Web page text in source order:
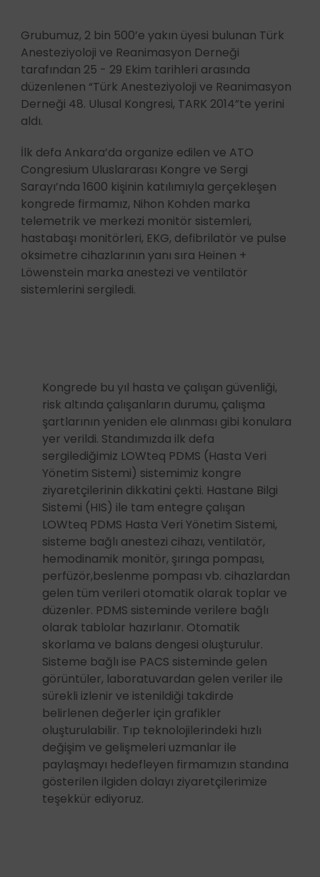
Grubumuz, 2 bin 500’e yakın üyesi bulunan Türk
Anesteziyoloji ve Reanimasyon Derneği
tarafından 25 - 29 Ekim tarihleri arasında
düzenlenen “Türk Anesteziyoloji ve Reanimasyon
Derneği 48. Ulusal Kongresi, TARK 2014”te yerini
aldı.
İlk defa Ankara’da organize edilen ve ATO
Congresium Uluslararası Kongre ve Sergi
Sarayı’nda 1600 kişinin katılımıyla gerçekleşen
kongrede firmamız, Nihon Kohden marka
telemetrik ve merkezi monitör sistemleri,
hastabaşı monitörleri, EKG, defibrilatör ve pulse
oksimetre cihazlarının yanı sıra Heinen +
Löwenstein marka anestezi ve ventilatör
sistemlerini sergiledi.
Kongrede bu yıl hasta ve çalışan güvenliği,
risk altında çalışanların durumu, çalışma
şartlarının yeniden ele alınması gibi konulara
yer verildi. Standımızda ilk defa
sergilediğimiz LOWteq PDMS (Hasta Veri
Yönetim Sistemi) sistemimiz kongre
ziyaretçilerinin dikkatini çekti. Hastane Bilgi
Sistemi (HIS) ile tam entegre çalışan
LOWteq PDMS Hasta Veri Yönetim Sistemi,
sisteme bağlı anestezi cihazı, ventilatör,
hemodinamik monitör, şırınga pompası,
perfüzör,beslenme pompası vb. cihazlardan
gelen tüm verileri otomatik olarak toplar ve
düzenler. PDMS sisteminde verilere bağlı
olarak tablolar hazırlanır. Otomatik
skorlama ve balans dengesi oluşturulur.
Sisteme bağlı ise PACS sisteminde gelen
görüntüler, laboratuvardan gelen veriler ile
sürekli izlenir ve istenildiği takdirde
belirlenen değerler için grafikler
oluşturulabilir. Tıp teknolojilerindeki hızlı
değişim ve gelişmeleri uzmanlar ile
paylaşmayı hedefleyen firmamızın standına
gösterilen ilgiden dolayı ziyaretçilerimize
teşekkür ediyoruz.